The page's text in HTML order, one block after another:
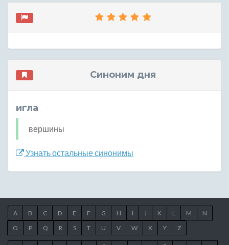
Синоним дня
игла
вершины
Узнать остальные синонимы
A B C D E F G H I J K L M
N
O
P Q R S T U V W X Y Z